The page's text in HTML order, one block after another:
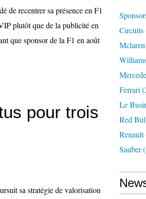
de recentrer sa présence en F1
plutôt que de la publicité en
que sponsor de la F1 en août
pour trois
sa stratégie de valorisation
Circuits
Mclaren
Ferrari
Le
Red
Renault
Sauber